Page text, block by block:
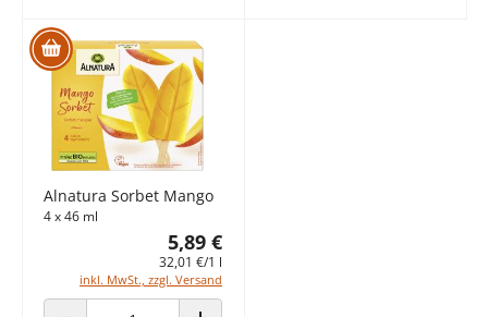
Alnatura Sorbet Mango
4 x 46 ml
5,89 €
32,01 €/1 l
inkl. MwSt., zzgl. Versand